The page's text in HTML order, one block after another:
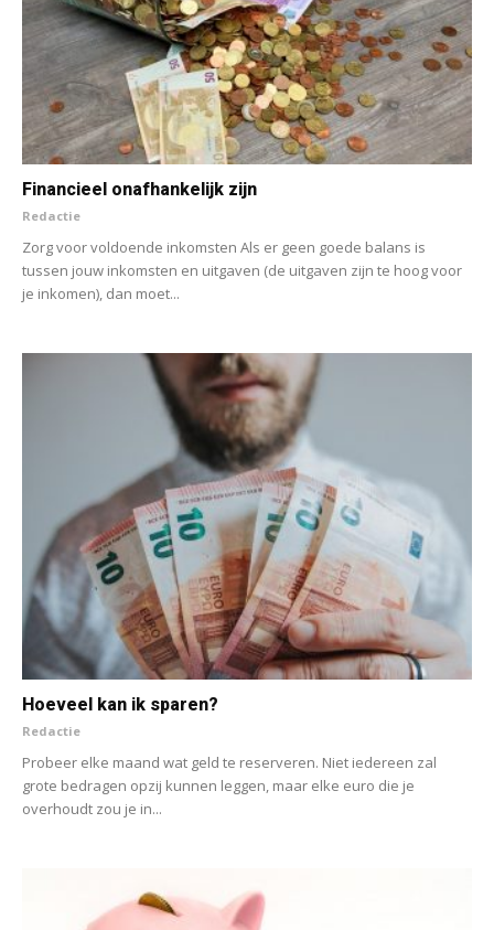
Financieel onafhankelijk zijn
Redactie
Zorg voor voldoende inkomsten Als er geen goede balans is
tussen jouw inkomsten en uitgaven (de uitgaven zijn te hoog voor
je inkomen), dan moet...
Hoeveel kan ik sparen?
Redactie
Probeer elke maand wat geld te reserveren. Niet iedereen zal
grote bedragen opzij kunnen leggen, maar elke euro die je
overhoudt zou je in...